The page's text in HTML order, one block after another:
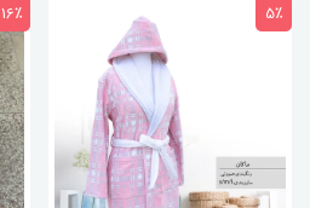
5٪ 16٪